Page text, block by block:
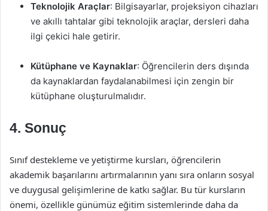
Teknolojik Araçlar: Bilgisayarlar, projeksiyon cihazları
ve akıllı tahtalar gibi teknolojik araçlar, dersleri daha
ilgi çekici hale getirir.
Kütüphane ve Kaynaklar: Öğrencilerin ders dışında
da kaynaklardan faydalanabilmesi için zengin bir
kütüphane oluşturulmalıdır.
4. Sonuç
Sınıf destekleme ve yetiştirme kursları, öğrencilerin
akademik başarılarını artırmalarının yanı sıra onların sosyal
ve duygusal gelişimlerine de katkı sağlar. Bu tür kursların
önemi, özellikle günümüz eğitim sistemlerinde daha da